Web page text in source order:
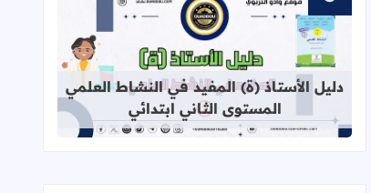
قراءة المزيد عن دليل الأستاذ (ة)
دليل الأستاذ (ة) المفيد في النشاط العلمي
المستوى الثاني ابتدائي